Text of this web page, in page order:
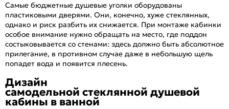
Самые бюджетные душевые уголки оборудованы
пластиковыми дверями. Они, конечно, хуже стеклянных,
однако и риск разбить их снижается. При монтаже кабинки
особое внимание нужно обращать на место, где поддон
состыковывается со стенами: здесь должно быть абсолютное
прилегание, в противном случае даже в небольшую щель
попадет вода и появится плесень.
Дизайн
самодельной стеклянной душевой
кабины в ванной